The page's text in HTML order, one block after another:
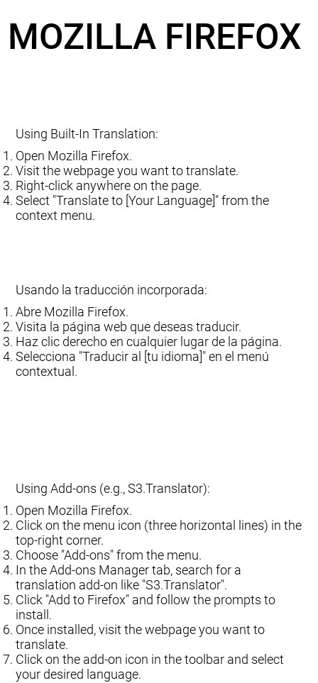
MOZILLA FIREFOX
Using Built-In Translation:
Open Mozilla Firefox.
Visit the webpage you want to translate.
Right-click anywhere on the page.
Select "Translate to [Your Language]" from the
context menu.
Usando la traducción incorporada:
Abre Mozilla Firefox.
Visita la página web que deseas traducir.
Haz clic derecho en cualquier lugar de la página.
Selecciona "Traducir al [tu idioma]" en el menú
contextual.
Using Add-ons (e.g., S3.Translator):
Open Mozilla Firefox.
Click on the menu icon (three horizontal lines) in the
top-right corner.
Choose "Add-ons" from the menu.
In the Add-ons Manager tab, search for a
translation add-on like "S3.Translator".
Click "Add to Firefox" and follow the prompts to
install.
Once installed, visit the webpage you want to
translate.
Click on the add-on icon in the toolbar and select
your desired language.